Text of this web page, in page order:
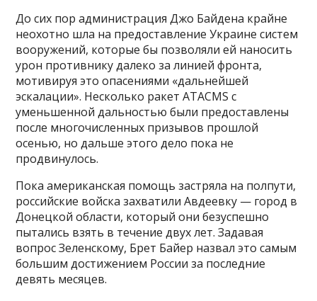
До сих пор администрация Джо Байдена крайне
неохотно шла на предоставление Украине систем
вооружений, которые бы позволяли ей наносить
урон противнику далеко за линией фронта,
мотивируя это опасениями «дальнейшей
эскалации». Несколько ракет ATACMS с
уменьшенной дальностью были предоставлены
после многочисленных призывов прошлой
осенью, но дальше этого дело пока не
продвинулось.
Пока американская помощь застряла на полпути,
российские войска захватили Авдеевку — город в
Донецкой области, который они безуспешно
пытались взять в течение двух лет. Задавая
вопрос Зеленскому, Брет Байер назвал это самым
большим достижением России за последние
девять месяцев.